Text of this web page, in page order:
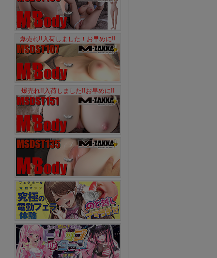
爆売れ!!入荷しました！お早めに!!
爆売れ!!入荷しました!!お早めに!!